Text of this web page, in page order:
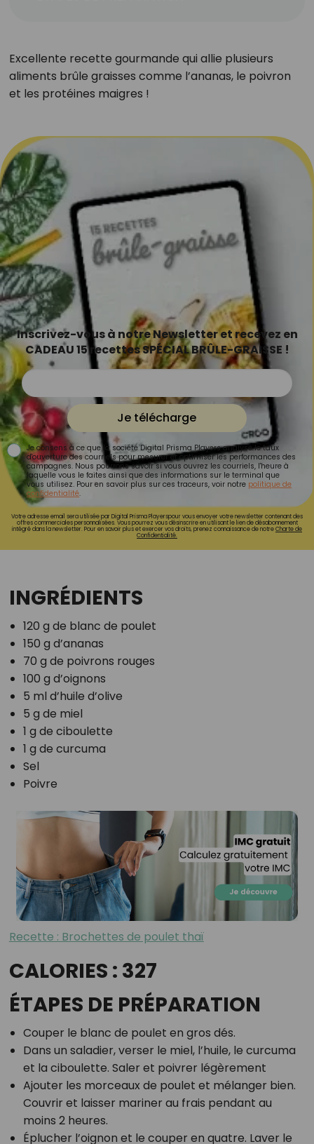
Excellente recette gourmande qui allie plusieurs
aliments brûle graisses comme l’ananas, le poivron
et les protéines maigres !
Inscrivez-vous à notre Newsletter et recevez en
CADEAU 15 recettes SPÉCIAL BRÛLE-GRAISSE !
Je télécharge
Je consens à ce que la société Digital Prisma Players analyse le taux
d'ouverture des courriels pour mesurer et optimiser les performances des
campagnes. Nous pourrons savoir si vous ouvrez les courriels, l'heure à
laquelle vous le faites ainsi que des informations sur le terminal que
vous utilisez. Pour en savoir plus sur ces traceurs, voir notre politique de
confidentialité.
Votre adresse email sera utilisée par Digital Prisma Playerspour vous envoyer votre newsletter contenant des
offres commerciales personnalisées. Vous pourrez vous désinscrire en utilisant le lien de désabonnement
intégré dans la newsletter. Pour en savoir plus et exercer vos droits, prenez connaissance de notreCharte de
Confidentialité.
INGRÉDIENTS
120 g de blanc de poulet
150 g d’ananas
70 g de poivrons rouges
100 g d’oignons
5 ml d’huile d’olive
5 g de miel
1 g de ciboulette
1 g de curcuma
Sel
Poivre
Recette : Brochettes de poulet thaï
CALORIES : 327
ÉTAPES DE PRÉPARATION
Couper le blanc de poulet en gros dés.
Dans un saladier, verser le miel, l’huile, le curcuma
et la ciboulette. Saler et poivrer légèrement
Ajouter les morceaux de poulet et mélanger bien.
Couvrir et laisser mariner au frais pendant au
moins 2 heures.
Éplucher l’oignon et le couper en quatre. Laver le